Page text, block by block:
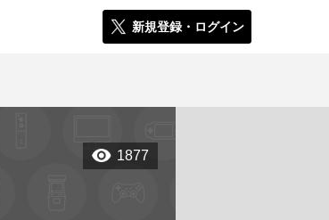
新規登録・ログイン
1877